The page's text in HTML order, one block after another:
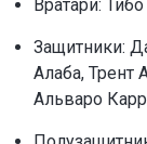
Вратари:
Защитники:
Алаба, Трент
Альваро